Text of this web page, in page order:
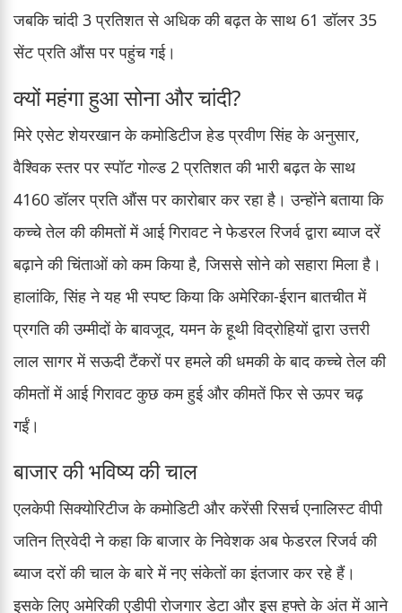
जबकि चांदी 3 प्रतिशत से अधिक की बढ़त के साथ 61 डॉलर 35
सेंट प्रति औंस पर पहुंच गई।
क्यों महंगा हुआ सोना और चांदी?
मिरे एसेट शेयरखान के कमोडिटीज हेड प्रवीण सिंह के अनुसार,
वैश्विक स्तर पर स्पॉट गोल्ड 2 प्रतिशत की भारी बढ़त के साथ
4160 डॉलर प्रति औंस पर कारोबार कर रहा है। उन्होंने बताया कि
कच्चे तेल की कीमतों में आई गिरावट ने फेडरल रिजर्व द्वारा ब्याज दरें
बढ़ाने की चिंताओं को कम किया है, जिससे सोने को सहारा मिला है।
हालांकि, सिंह ने यह भी स्पष्ट किया कि अमेरिका-ईरान बातचीत में
प्रगति की उम्मीदों के बावजूद, यमन के हूथी विद्रोहियों द्वारा उत्तरी
लाल सागर में सऊदी टैंकरों पर हमले की धमकी के बाद कच्चे तेल की
कीमतों में आई गिरावट कुछ कम हुई और कीमतें फिर से ऊपर चढ़
गईं।
बाजार की भविष्य की चाल
एलकेपी सिक्योरिटीज के कमोडिटी और करेंसी रिसर्च एनालिस्ट वीपी
जतिन त्रिवेदी ने कहा कि बाजार के निवेशक अब फेडरल रिजर्व की
ब्याज दरों की चाल के बारे में नए संकेतों का इंतजार कर रहे हैं।
इसके लिए अमेरिकी एडीपी रोजगार डेटा और इस हफ्ते के अंत में आने